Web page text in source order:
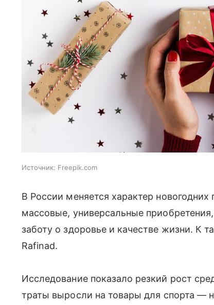
Источник: Freepik.com
В России меняется характер
массовые, универсальные
заботу о здоровье и качестве жизни. К
Rafinad.
Исследование показало резкий рост
траты выросли на товары для спорта —